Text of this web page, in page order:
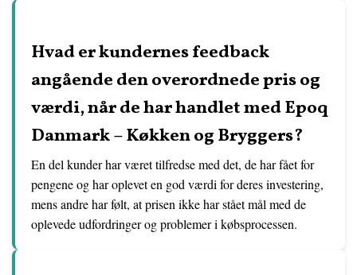
Hvad er kundernes feedback
angående den overordnede pris og
værdi, når de har handlet med Epoq
Danmark – Køkken og Bryggers?
En del kunder har været tilfredse med det, de har fået for
pengene og har oplevet en god værdi for deres investering,
mens andre har følt, at prisen ikke har stået mål med de
oplevede udfordringer og problemer i købsprocessen.